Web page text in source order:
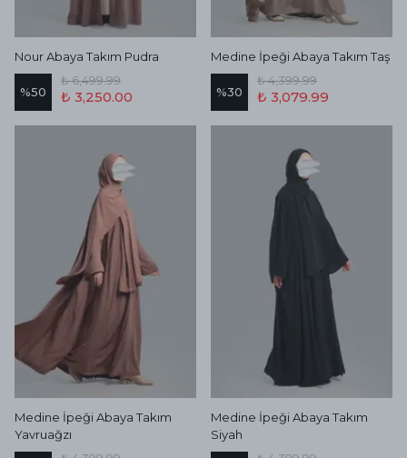
Nour Abaya Takım Pudra
%50
₺ 6,499.99
₺ 3,250.00
Medine İpeği Abaya Takım Taş
%30
₺ 4,399.99
₺ 3,079.99
Medine İpeği Abaya Takım
Yavruağzı
Medine İpeği Abaya Takım
Siyah